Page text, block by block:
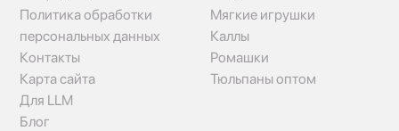
Политика обработки
персональных данных
Контакты
Карта сайта
Для LLM
Блог
Мягкие игрушки
Каллы
Ромашки
Тюльпаны оптом